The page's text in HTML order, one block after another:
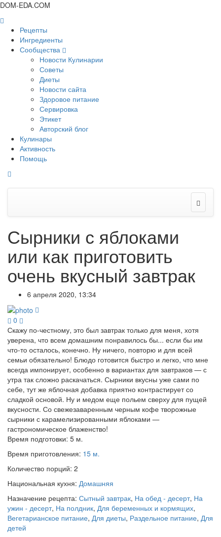
DOM-EDA.COM
Рецепты
Ингредиенты
Сообщества
Новости Кулинарии
Советы
Диеты
Новости сайта
Здоровое питание
Сервировка
Этикет
Авторский блог
Кулинары
Активность
Помощь
Сырники с яблоками
или как приготовить
очень вкусный завтрак
6 апреля 2020, 13:34
0
Скажу по-честному, это был завтрак только для меня, хотя
уверена, что всем домашним понравилось бы... если бы им
что-то осталось, конечно. Ну ничего, повторю и для всей
семьи обязательно! Блюдо готовится быстро и легко, что мне
всегда импонирует, особенно в вариантах для завтраков — с
утра так сложно раскачаться. Сырники вкусны уже сами по
себе, тут же яблочная добавка приятно контрастирует со
сладкой основой. Ну и медом еще польем сверху для пущей
вкусности. Со свежезаваренным черным кофе творожные
сырники с карамелизированными яблоками —
гастрономическое блаженство!
Время подготовки: 5 м.
Время приготовления: 15 м.
Количество порций: 2
Национальная кухня: Домашняя
Назначение рецепта: Сытный завтрак, На обед - десерт, На
ужин - десерт, На полдник, Для беременных и кормящих,
Вегетарианское питание, Для диеты, Раздельное питание, Для
детей